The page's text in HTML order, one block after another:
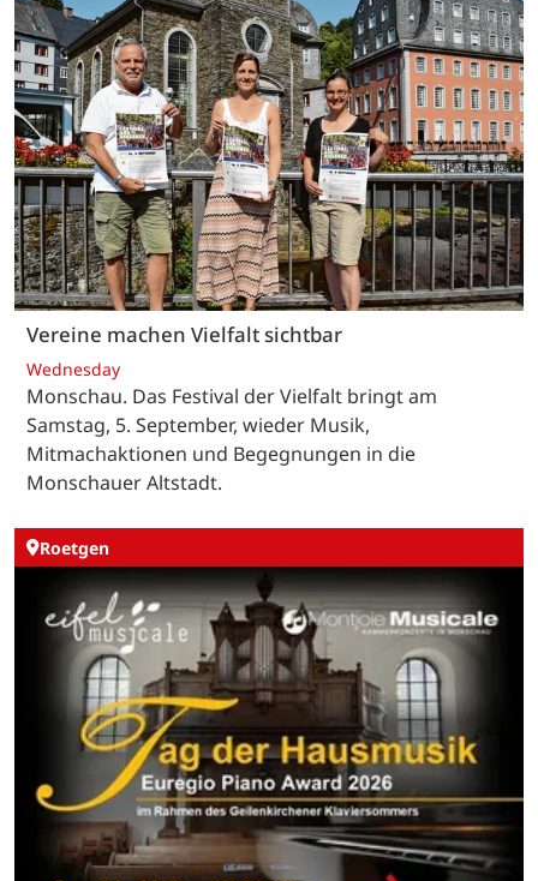
Vereine machen Vielfalt sichtbar
Wednesday
Monschau. Das Festival der Vielfalt bringt am
Samstag, 5. September, wieder Musik,
Mitmachaktionen und Begegnungen in die
Monschauer Altstadt.
Roetgen